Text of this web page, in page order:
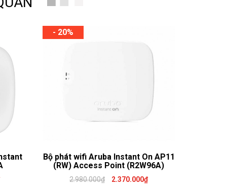
- 20%
Bộ phát wifi Aruba Instant On AP11
(RW) Access Point (R2W96A)
2.980.000₫ 2.370.000₫